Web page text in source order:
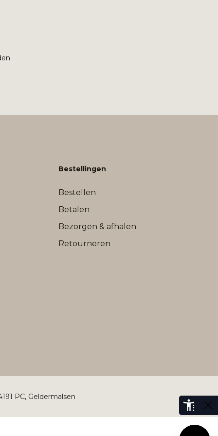
Bestellingen
Bestellen
Betalen
Bezorgen & afhalen
Retourneren
PC, Geldermalsen